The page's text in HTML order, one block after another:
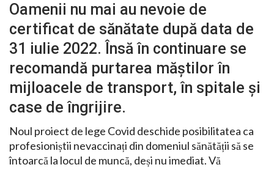
Oamenii nu mai au nevoie de
certificat de sănătate după data de
31 iulie 2022. Însă în continuare se
recomandă purtarea măștilor în
mijloacele de transport, în spitale și
case de îngrijire.
Noul proiect de lege Covid deschide posibilitatea ca
profesioniștii nevaccinați din domeniul sănătății să se
întoarcă la locul de muncă, deși nu imediat. Vă